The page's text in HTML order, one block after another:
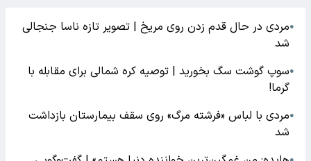
●مردی در حال قدم زدن روی مریخ | تصویر تازه ناسا جنجالی
شد
●سوپ گوشت سگ بخورید | توصیه کره شمالی برای مقابله با
گرما!
●مردی با لباس «فرشته مرگ» روی سقف بیمارستان بازداشت
شد